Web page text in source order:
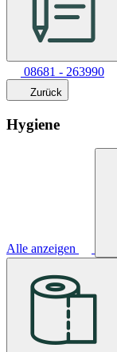
08681 - 263990
Zurück
Hygiene
Alle anzeigen